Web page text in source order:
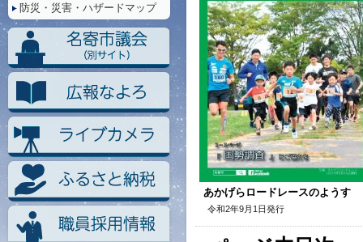
あかげらロードレースのようす
令和2年9月1日発行
防災・災害・ハザードマップ